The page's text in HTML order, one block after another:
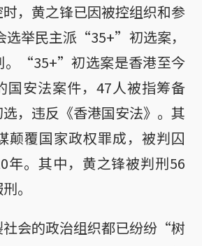
，黄之锋已因被控组织和参
选举民主派“35+”初选案，
。“35+”初选案是香港至今
国安法案件，47人被指筹备
，违反《香港国安法》。其
颠覆国家政权罪成，被判囚
年。其中，黄之锋被判刑56
。
会的政治组织都已纷纷“树